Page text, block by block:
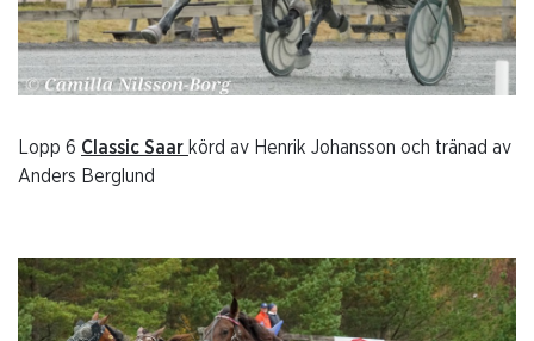
Lopp 6 Classic Saar körd av Henrik Johansson och tränad av
Anders Berglund